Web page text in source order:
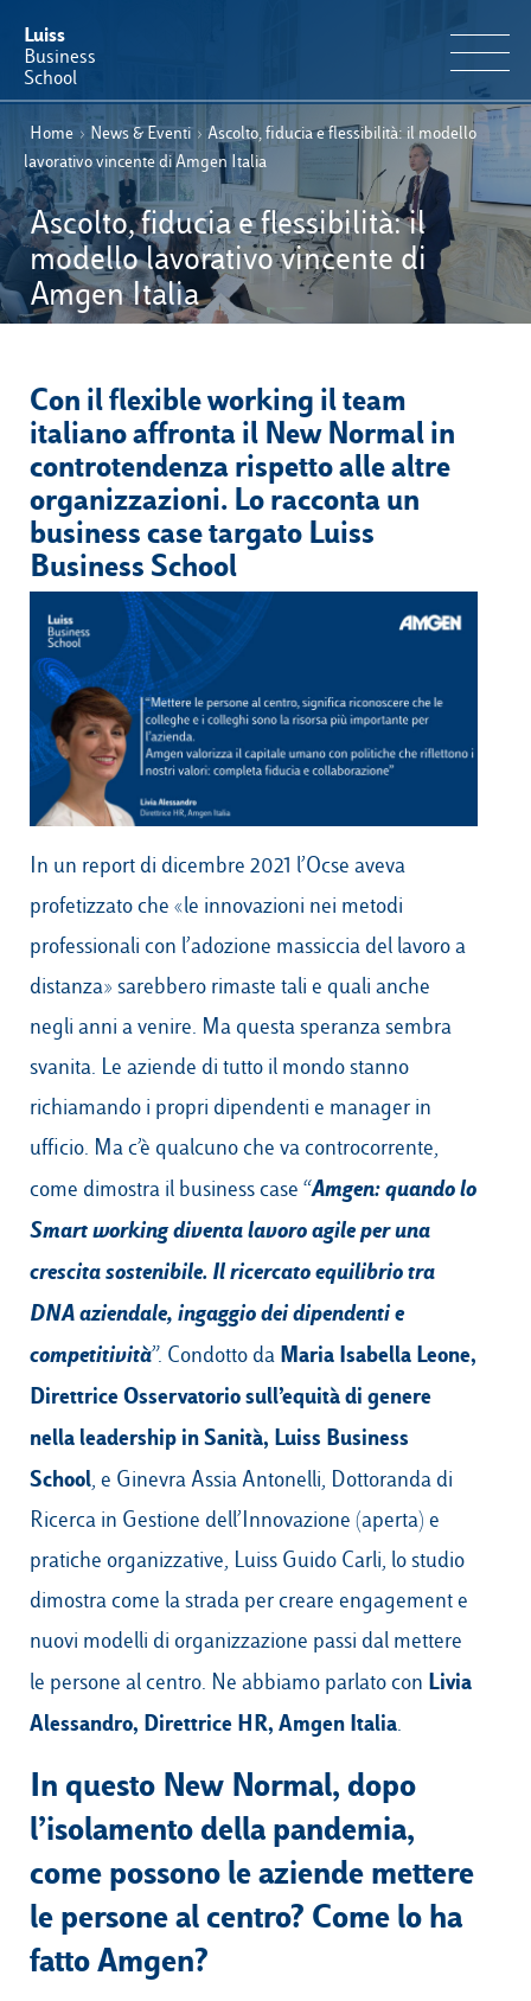
Luiss
Business
School
IT EN
Offerta Formativa
Perché Luiss Business School
Faculty & Ricerca
Operation & Students’ Experience
E-Learning
Campus & Hub:
Roma
Milano
Belluno
Amsterdam
Dubai
Luiss.it Alumni
Home › News & Eventi › Ascolto, fiducia e flessibilità: il modello
lavorativo vincente di Amgen Italia
Ascolto, fiducia e flessibilità: il
modello lavorativo vincente di
Amgen Italia
Con il flexible working il team
italiano affronta il New Normal in
controtendenza rispetto alle altre
organizzazioni. Lo racconta un
business case targato Luiss
Business School
In un report di dicembre 2021 l’Ocse aveva
profetizzato che «le innovazioni nei metodi
professionali con l’adozione massiccia del lavoro a
distanza» sarebbero rimaste tali e quali anche
negli anni a venire. Ma questa speranza sembra
svanita. Le aziende di tutto il mondo stanno
richiamando i propri dipendenti e manager in
ufficio. Ma c’è qualcuno che va controcorrente,
come dimostra il business case “Amgen: quando lo
Smart working diventa lavoro agile per una
crescita sostenibile. Il ricercato equilibrio tra
DNA aziendale, ingaggio dei dipendenti e
competitività”. Condotto da Maria Isabella Leone,
DirettriceOsservatorio sull’equità di genere
nella leadership in Sanità, Luiss Business
School, e Ginevra Assia Antonelli, Dottoranda di
Ricerca in Gestione dell’Innovazione (aperta) e
pratiche organizzative, Luiss Guido Carli, lo studio
dimostra come la strada per creare engagement e
nuovi modelli di organizzazione passi dal mettere
le persone al centro. Ne abbiamo parlato con Livia
Alessandro, Direttrice HR, Amgen Italia.
In questo New Normal, dopo
l’isolamento della pandemia,
come possono le aziende mettere
le persone al centro? Come lo ha
fatto Amgen?